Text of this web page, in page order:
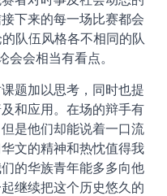
下来的每一场比赛都会
队伍风格各不相同的队
会相当有看点。
题加以思考，同时也提
和应用。在场的辩手有
是他们却能说着一口流
文的精神和热忱值得我
的华族青年能多多向他
继续把这个历史悠久的